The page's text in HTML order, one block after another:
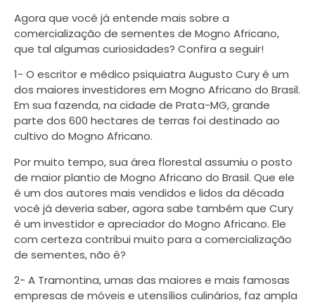
Agora que você já entende mais sobre a
comercialização de sementes de Mogno Africano,
que tal algumas curiosidades? Confira a seguir!
1- O escritor e médico psiquiatra Augusto Cury é um
dos maiores investidores em Mogno Africano do Brasil.
Em sua fazenda, na cidade de Prata-MG, grande
parte dos 600 hectares de terras foi destinado ao
cultivo do Mogno Africano.
Por muito tempo, sua área florestal assumiu o posto
de maior plantio de Mogno Africano do Brasil. Que ele
é um dos autores mais vendidos e lidos da década
você já deveria saber, agora sabe também que Cury
é um investidor e apreciador do Mogno Africano. Ele
com certeza contribui muito para a comercialização
de sementes, não é?
2- A Tramontina, umas das maiores e mais famosas
empresas de móveis e utensílios culinários, faz ampla